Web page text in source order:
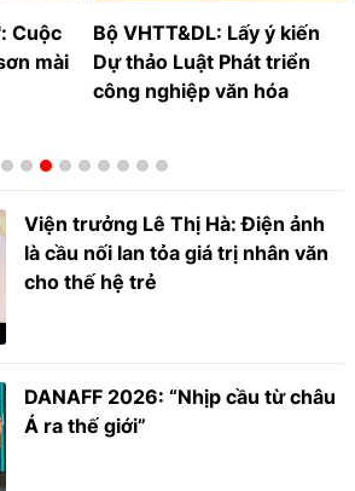
Cuộc
mài
Bộ VHTT&DL: Lấy ý kiến
Dự thảo Luật Phát triển
công nghiệp văn hóa
Viện trưởng Lê Thị Hà: Điện ảnh
là cầu nối lan tỏa giá trị nhân văn
cho thế hệ trẻ
DANAFF 2026: “Nhịp cầu từ châu
Á ra thế giới”